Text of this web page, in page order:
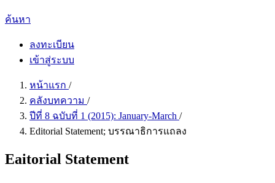
ค้นหา
ลงทะเบียน
เข้าสู่ระบบ
หน้าแรก /
คลังบทความ /
ปีที่ 8 ฉบับที่ 1 (2015): January-March /
Editorial Statement; บรรณาธิการแถลง
Eaitorial Statement